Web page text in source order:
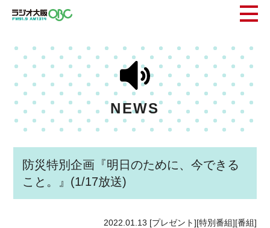
NEWS
防災特別企画『明日のために、今できる
こと。』(1/17放送)
2022.01.13 [プレゼント][特別番組][番組]